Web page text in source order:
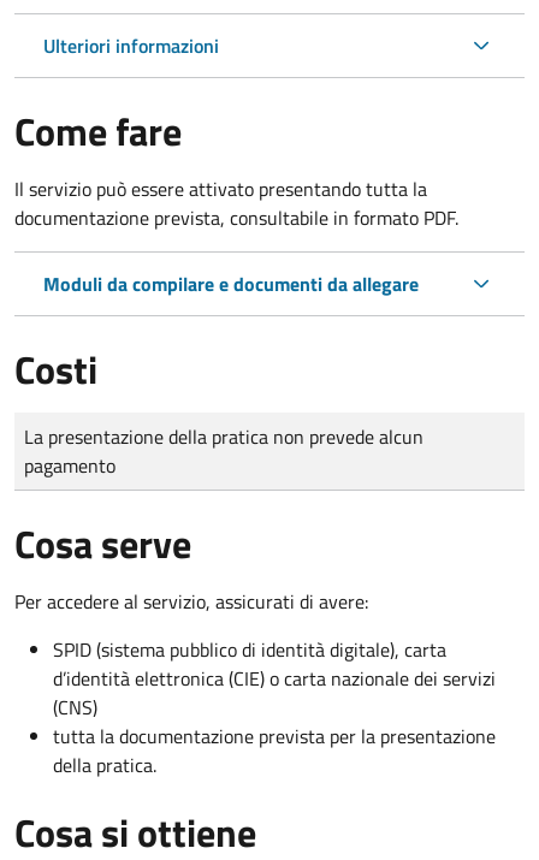
Ulteriori informazioni
Come fare
Il servizio può essere attivato presentando tutta la
documentazione prevista, consultabile in formato PDF.
Moduli da compilare e documenti da allegare
Costi
Tipo di pagamento
Importo
La presentazione della pratica non prevede alcun
pagamento
Cosa serve
Per accedere al servizio, assicurati di avere:
SPID (sistema pubblico di identità digitale), carta
d’identità elettronica (CIE) o carta nazionale dei servizi
(CNS)
tutta la documentazione prevista per la presentazione
della pratica.
Cosa si ottiene